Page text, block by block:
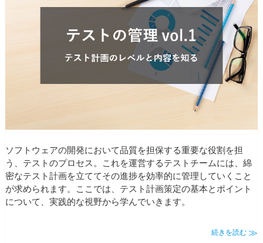
ソフトウェアの開発において品質を担保する重要な役割を担
う、テストのプロセス。これを運営するテストチームには、綿
密なテスト計画を立ててその進捗を効率的に管理していくこと
が求められます。ここでは、テスト計画策定の基本とポイント
について、実践的な視野から学んでいきます。
続きを読む